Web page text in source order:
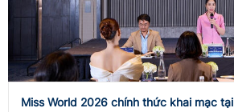
Miss World 2026 chính thức khai mạc